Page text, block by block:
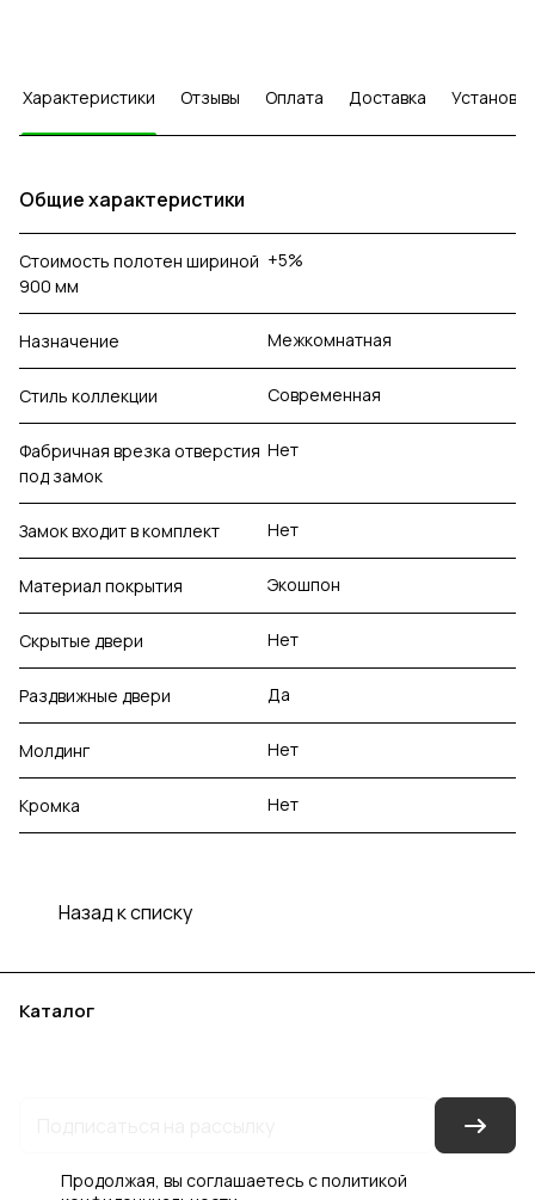
Характеристики Отзывы Оплата Доставка Установка
Общие характеристики
Стоимость полотен шириной
900 мм
+5%
Назначение Межкомнатная
Стиль коллекции Современная
Фабричная врезка отверстия
под замок
Нет
Замок входит в комплект Нет
Материал покрытия Экошпон
Скрытые двери Нет
Раздвижные двери Да
Молдинг Нет
Кромка Нет
Назад к списку
Каталог
Продолжая, вы соглашаетесь сполитикой